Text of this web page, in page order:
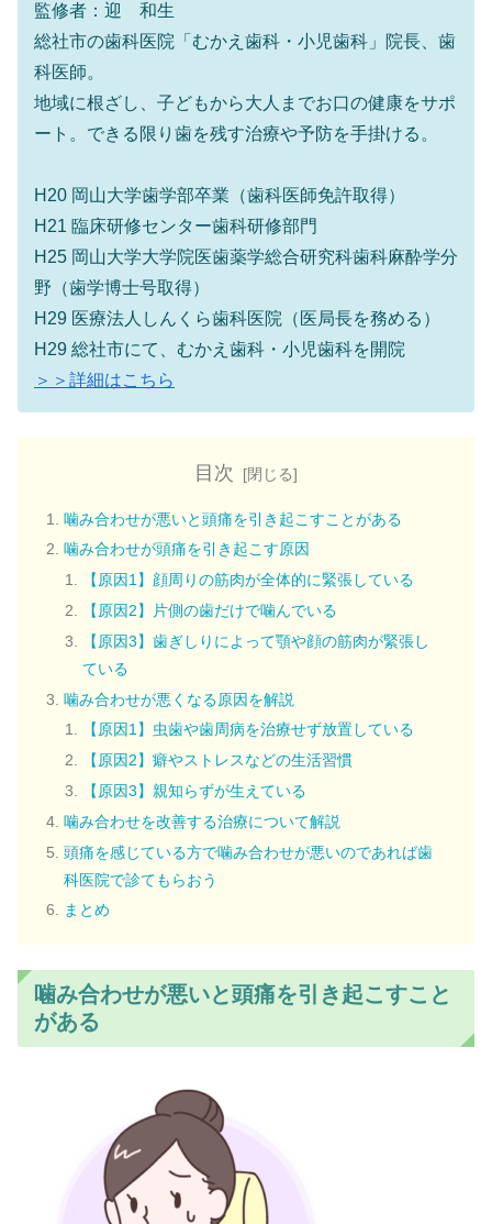
監修者：迎 和生
総社市の歯科医院「むかえ歯科・小児歯科」院長、歯
科医師。
地域に根ざし、子どもから大人までお口の健康をサポ
ート。できる限り歯を残す治療や予防を手掛ける。
H20 岡山大学歯学部卒業（歯科医師免許取得）
H21 臨床研修センター歯科研修部門
H25 岡山大学大学院医歯薬学総合研究科歯科麻酔学分
野（歯学博士号取得）
H29 医療法人しんくら歯科医院（医局長を務める）
H29 総社市にて、むかえ歯科・小児歯科を開院
＞＞詳細はこちら
目次
噛み合わせが悪いと頭痛を引き起こすことがある
噛み合わせが頭痛を引き起こす原因
【原因1】顔周りの筋肉が全体的に緊張している
【原因2】片側の歯だけで噛んでいる
【原因3】歯ぎしりによって顎や顔の筋肉が緊張し
ている
噛み合わせが悪くなる原因を解説
【原因1】虫歯や歯周病を治療せず放置している
【原因2】癖やストレスなどの生活習慣
【原因3】親知らずが生えている
噛み合わせを改善する治療について解説
頭痛を感じている方で噛み合わせが悪いのであれば歯
科医院で診てもらおう
まとめ
噛み合わせが悪いと頭痛を引き起こすこと
がある